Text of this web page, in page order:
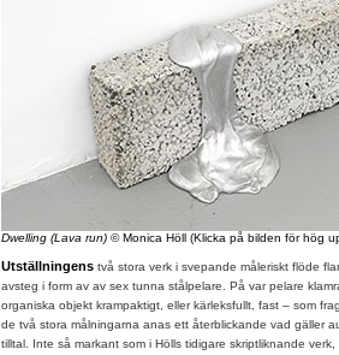
Dwelling (Lava run) © Monica Höll (Klicka på bilden för hög
Utställningens två stora verk i svepande måleriskt flöde
avsteg i form av av sex tunna stålpelare. På var pelare
organiska objekt krampaktigt, eller kärleksfullt, fast – som
de två stora målningarna anas ett återblickande vad gäller
tilltal. Inte så markant som i Hölls tidigare skriptliknande